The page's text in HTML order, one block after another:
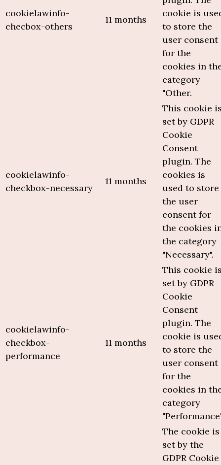
cookielawinfo-
checbox-others
11 months
cookie is
to store the
user consent
for the
cookies in
category
"Other.
cookielawinfo-
checkbox-necessary
11 months
This cookie
set by GDPR
Cookie
Consent
plugin. The
cookies is
used to store
the user
consent for
the cookies
the category
"Necessary".
cookielawinfo-
checkbox-
performance
11 months
This cookie
set by GDPR
Cookie
Consent
plugin. The
cookie is
to store the
user consent
for the
cookies in
category
The cookie is
set by the
GDPR Cookie